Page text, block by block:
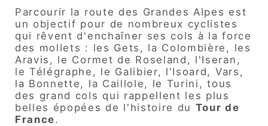
Parcourir la route des Grandes Alpes est
un objectif pour de nombreux cyclistes
qui rêvent d'enchaîner ses cols à la force
des mollets : les Gets, la Colombière, les
Aravis, le Cormet de Roseland, l'Iseran,
le Télégraphe, le Galibier, l'Isoard, Vars,
la Bonnette, la Caillole, le Turini, tous
des grand cols qui rappellent les plus
belles épopées de l'histoire du Tour de
France.